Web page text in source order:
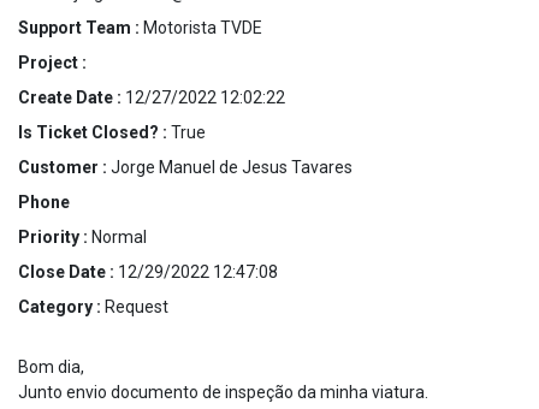
Support Team : Motorista TVDE
Project :
Create Date : 12/27/2022 12:02:22
Is Ticket Closed? : True
Customer : Jorge Manuel de Jesus Tavares
Phone
Priority : Normal
Close Date : 12/29/2022 12:47:08
Category : Request
Bom dia,
Junto envio documento de inspeção da minha viatura.